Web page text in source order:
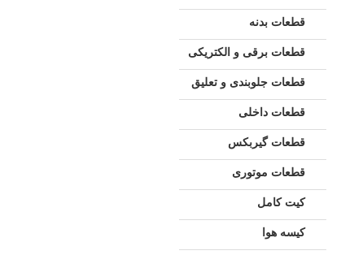
قطعات بدنه
قطعات برقی و الکتریکی
قطعات جلوبندی و تعلیق
قطعات داخلی
قطعات گیربکس
قطعات موتوری
کیت کامل
کیسه هوا